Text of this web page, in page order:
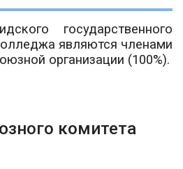
государственного
являются членами
организации (100%).
комитета